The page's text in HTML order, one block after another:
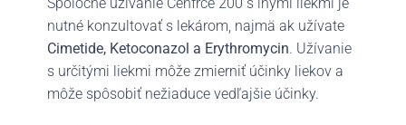
Spoločné užívanie Cenfrce 200 s inými liekmi je
nutné konzultovať s lekárom, najmä ak užívate
Cimetide, Ketoconazol a Erythromycin. Užívanie
s určitými liekmi môže zmierniť účinky liekov a
môže spôsobiť nežiaduce vedľajšie účinky.